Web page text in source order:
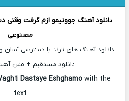
دانلود آهنگ جوونیمو ازم گرفت
مصنوعی
دانلود آهنگ های ترند با دسترسی
دانلود مستقیم + متن
Dastaye Eshghamo with the
text